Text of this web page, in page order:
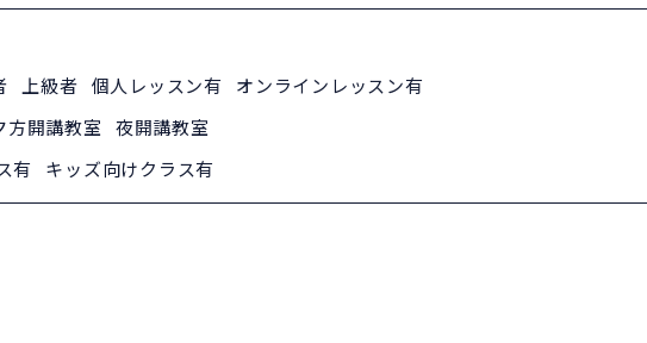
上級者 個人レッスン有 オンラインレッスン有
開講教室 夜開講教室
有 キッズ向けクラス有